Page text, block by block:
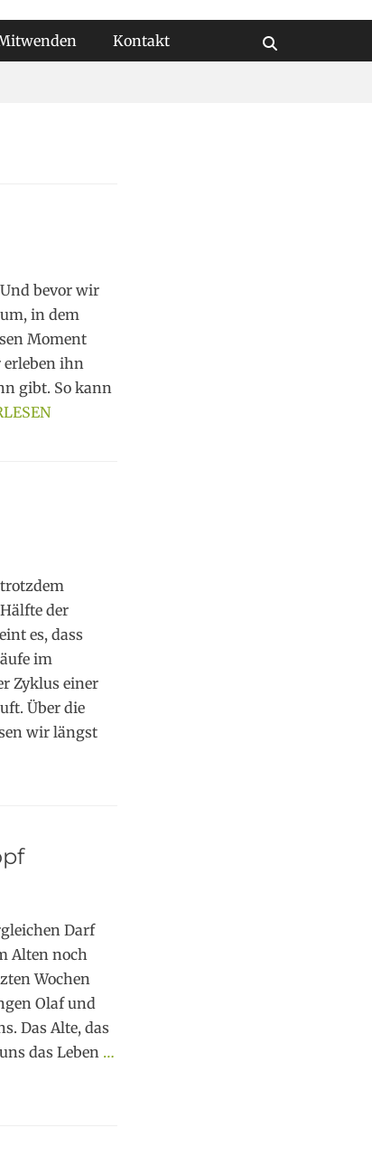
Kontakt
bevor wir
in dem
Moment
erleben ihn
gibt. So kann
der
es, dass
im
Zyklus einer
Über die
wir längst
Darf
Alten noch
Wochen
Olaf und
Das Alte, das
das Leben …